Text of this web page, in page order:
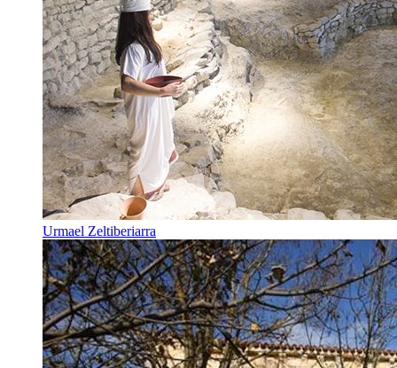
Urmael Zeltiberiarra